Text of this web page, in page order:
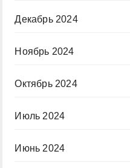
Декабрь 2024
Ноябрь 2024
Октябрь 2024
Июль 2024
Июнь 2024